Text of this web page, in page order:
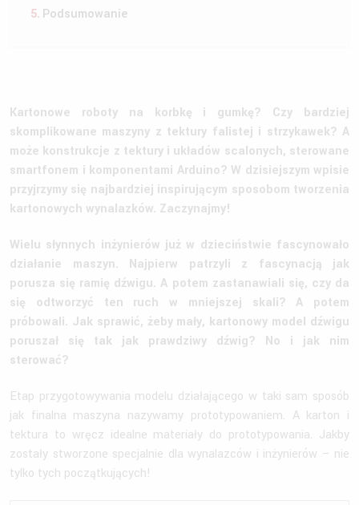
Podsumowanie
Kartonowe roboty na korbkę i gumkę? Czy bardziej
skomplikowane maszyny z tektury falistej i strzykawek? A
może konstrukcje z tektury i układów scalonych, sterowane
smartfonem i komponentami Arduino? W dzisiejszym wpisie
przyjrzymy się najbardziej inspirującym sposobom tworzenia
kartonowych wynalazków. Zaczynajmy!
Wielu słynnych inżynierów już w dzieciństwie fascynowało
działanie maszyn. Najpierw patrzyli z fascynacją jak
porusza się ramię dźwigu. A potem zastanawiali się, czy da
się odtworzyć ten ruch w mniejszej skali? A potem
próbowali. Jak sprawić, żeby mały, kartonowy model dźwigu
poruszał się tak jak prawdziwy dźwig? No i jak nim
sterować?
Etap przygotowywania modelu działającego w taki sam sposób
jak finalna maszyna nazywamy prototypowaniem. A karton i
tektura to wręcz idealne materiały do prototypowania. Jakby
zostały stworzone specjalnie dla wynalazców i inżynierów – nie
tylko tych początkujących!